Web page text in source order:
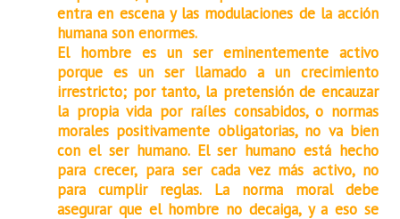
entra en escena y las modulaciones de la acción
humana son enormes.
El hombre es un ser eminentemente activo
porque es un ser llamado a un crecimiento
irrestricto; por tanto, la pretensión de encauzar
la propia vida por raíles consabidos, o normas
morales positivamente obligatorias, no va bien
con el ser humano. El ser humano está hecho
para crecer, para ser cada vez más activo, no
para cumplir reglas. La norma moral debe
asegurar que el hombre no decaiga, y a eso se